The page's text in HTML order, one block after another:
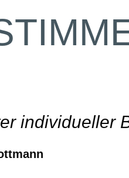
für
einen Weg."